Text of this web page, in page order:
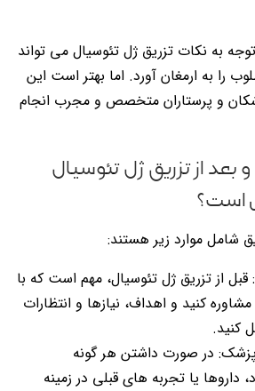
به نکات تزریق ژل تئوسیال می تواند
را به ارمغان آورد. اما بهتر است این
و پرستاران متخصص و مجرب انجام
بعد از تزریق ژل تئوسیال
است؟
شامل موارد زیر هستند:
از تزریق ژل تئوسیال، مهم است که با
کنید و اهداف، نیازها و انتظارات
کنید.
در صورت داشتن هر گونه
یا تجربه های قبلی در زمینه